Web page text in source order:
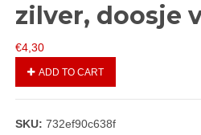
zilver, doosje
€4,30
ADD TO CART
SKU: 732ef90c638f